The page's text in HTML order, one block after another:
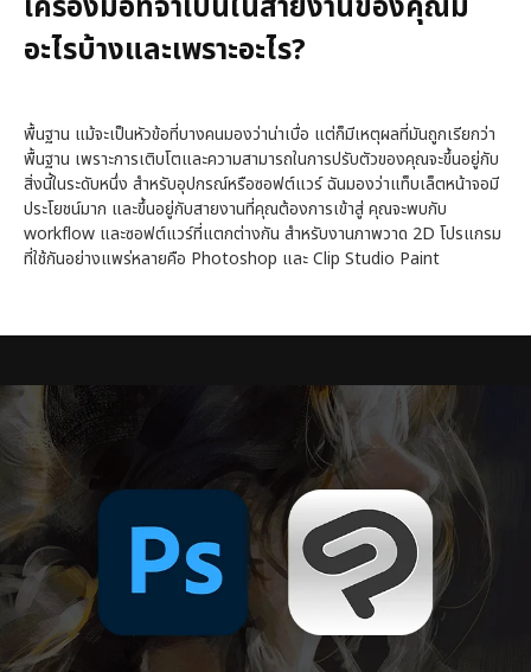
เครื่องมือที่จำเป็นในสายงานของคุณมี
อะไรบ้างและเพราะอะไร?
พื้นฐาน แม้จะเป็นหัวข้อที่บางคนมองว่าน่าเบื่อ แต่ก็มีเหตุผลที่มันถูกเรียกว่า
พื้นฐาน เพราะการเติบโตและความสามารถในการปรับตัวของคุณจะขึ้นอยู่กับ
สิ่งนี้ในระดับหนึ่ง สำหรับอุปกรณ์หรือซอฟต์แวร์ ฉันมองว่าแท็บเล็ตหน้าจอมี
ประโยชน์มาก และขึ้นอยู่กับสายงานที่คุณต้องการเข้าสู่ คุณจะพบกับ
workflow และซอฟต์แวร์ที่แตกต่างกัน สำหรับงานภาพวาด 2D โปรแกรม
ที่ใช้กันอย่างแพร่หลายคือ Photoshop และ Clip Studio Paint